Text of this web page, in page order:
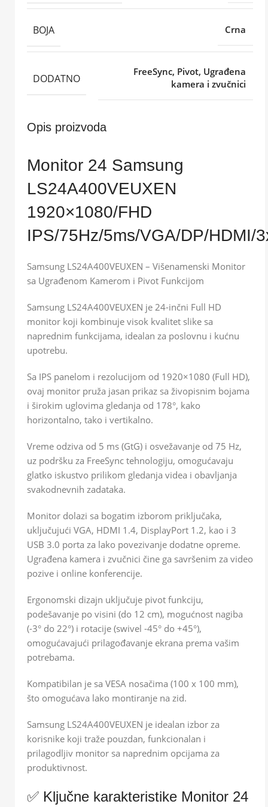
BOJA Crna
DODATNO
FreeSync, Pivot, Ugrađena
kamera i zvučnici
Opis proizvoda
Monitor 24 Samsung
LS24A400VEUXEN
1920×1080/FHD
IPS/75Hz/5ms/VGA/DP/HDMI/
Samsung LS24A400VEUXEN – Višenamenski Monitor
sa Ugrađenom Kamerom i Pivot Funkcijom
Samsung LS24A400VEUXEN je 24-inčni Full HD
monitor koji kombinuje visok kvalitet slike sa
naprednim funkcijama, idealan za poslovnu i kućnu
upotrebu.
Sa IPS panelom i rezolucijom od 1920×1080 (Full HD),
ovaj monitor pruža jasan prikaz sa živopisnim bojama
i širokim uglovima gledanja od 178°, kako
horizontalno, tako i vertikalno.
Vreme odziva od 5 ms (GtG) i osvežavanje od 75 Hz,
uz podršku za FreeSync tehnologiju, omogućavaju
glatko iskustvo prilikom gledanja videa i obavljanja
svakodnevnih zadataka.
Monitor dolazi sa bogatim izborom priključaka,
uključujući VGA, HDMI 1.4, DisplayPort 1.2, kao i 3
USB 3.0 porta za lako povezivanje dodatne opreme.
Ugrađena kamera i zvučnici čine ga savršenim za video
pozive i online konferencije.
Ergonomski dizajn uključuje pivot funkciju,
podešavanje po visini (do 12 cm), mogućnost nagiba
(-3° do 22°) i rotacije (swivel -45° do +45°),
omogućavajući prilagođavanje ekrana prema vašim
potrebama.
Kompatibilan je sa VESA nosačima (100 x 100 mm),
što omogućava lako montiranje na zid.
Samsung LS24A400VEUXEN je idealan izbor za
korisnike koji traže pouzdan, funkcionalan i
prilagodljiv monitor sa naprednim opcijama za
produktivnost.
✅ Ključne karakteristike Monitor 24